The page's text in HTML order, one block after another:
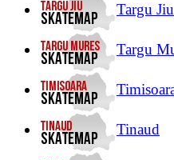
Targu Jiu
Targu
Tinaud